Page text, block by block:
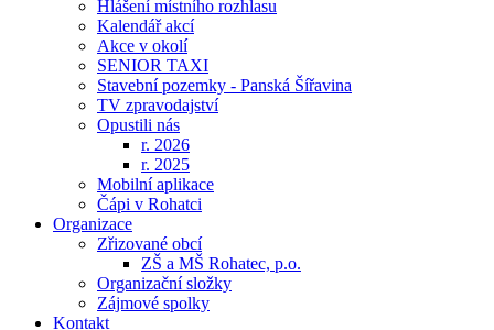
Hlášení místního rozhlasu
Kalendář akcí
Akce v okolí
SENIOR TAXI
Stavební pozemky - Panská Šířavina
TV zpravodajství
Opustili nás
r. 2026
r. 2025
Mobilní aplikace
Čápi v Rohatci
Organizace
Zřizované obcí
ZŠ a MŠ Rohatec, p.o.
Organizační složky
Zájmové spolky
Kontakt